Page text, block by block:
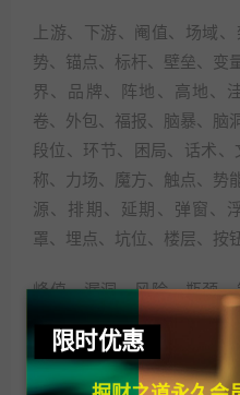
上游、下游、阉值、场域
势、锚点、标杆、壁垒、变
界、品牌、阵地、高地、
卷、外包、福报、脑暴、脑
段位、环节、困局、话术
称、力场、魔方、触点、势
源、排期、延期、弹窗、
罩、埋点、坑位、楼层、按
峰值、漏洞、风险、瓶颈
性、利器、深度、玩家、小
毛、福利、套路、情怀、
业、载体、服务、粘性、属
限时优惠